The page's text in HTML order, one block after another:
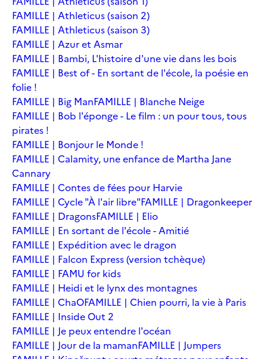
FAMILLE | Athleticus (saison 2)
FAMILLE | Athleticus (saison 3)
FAMILLE | Azur et Asmar
FAMILLE | Bambi, L'histoire d'une vie dans les bois
FAMILLE | Best of - En sortant de l'école, la poésie en
folie !
FAMILLE | Big ManFAMILLE | Blanche Neige
FAMILLE | Bob l'éponge - Le film : un pour tous, tous
pirates !
FAMILLE | Bonjour le Monde !
FAMILLE | Calamity, une enfance de Martha Jane
Cannary
FAMILLE | Contes de fées pour Harvie
FAMILLE | Cycle "À l'air libre"FAMILLE | Dragonkeeper
FAMILLE | DragonsFAMILLE | Elio
FAMILLE | En sortant de l'école - Amitié
FAMILLE | Expédition avec le dragon
FAMILLE | Falcon Express (version tchèque)
FAMILLE | FAMU for kids
FAMILLE | Heidi et le lynx des montagnes
FAMILLE | ChaOFAMILLE | Chien pourri, la vie à Paris
FAMILLE | Inside Out 2
FAMILLE | Je peux entendre l'océan
FAMILLE | Jour de la mamanFAMILLE | Jumpers